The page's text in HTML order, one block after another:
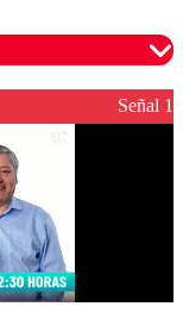
garantizar un
Señal 1